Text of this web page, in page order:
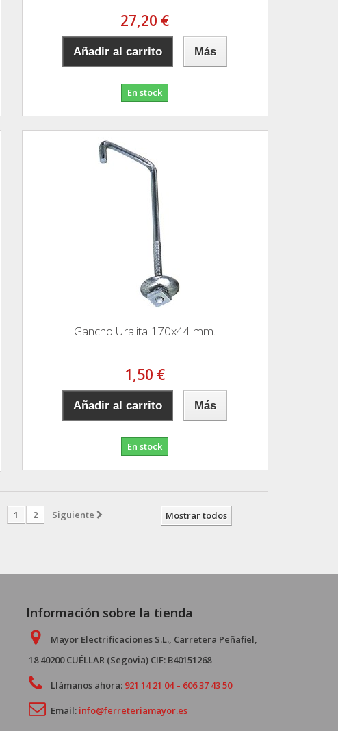
27,20 €
Añadir al carrito Más
En stock
Gancho Uralita 170x44 mm.
1,50 €
Añadir al carrito Más
En stock
Mostrar todos
1 2 Siguiente
Información sobre la tienda
Mayor Electrificaciones S.L., Carretera Peñafiel,
18 40200 CUÉLLAR (Segovia) CIF: B40151268
Llámanos ahora: 921 14 21 04 – 606 37 43 50
Email: info@ferreteriamayor.es